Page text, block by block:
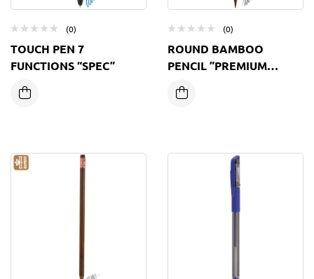
(0)
TOUCH PEN 7
FUNCTIONS “SPEC”
(0)
ROUND BAMBOO
PENCIL ”PREMIUM
HOTEL”